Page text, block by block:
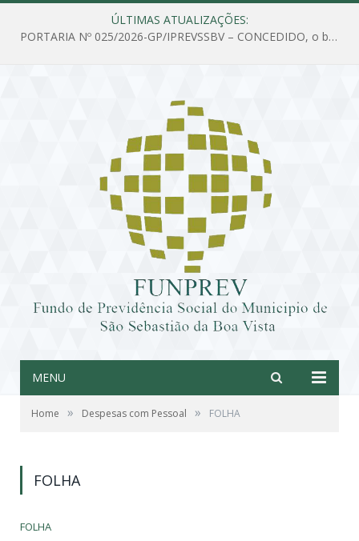
ÚLTIMAS ATUALIZAÇÕES:
PORTARIA Nº 025/2026-GP/IPREVSSBV – CONCEDIDO, o benefício de PENSÃO a MARIA ESTELA DOS SANTOS SOUZA
MENU
Home » Despesas com Pessoal » FOLHA
FOLHA
FOLHA